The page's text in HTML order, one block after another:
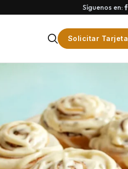
Síguenos en:
Solicitar Tarjeta